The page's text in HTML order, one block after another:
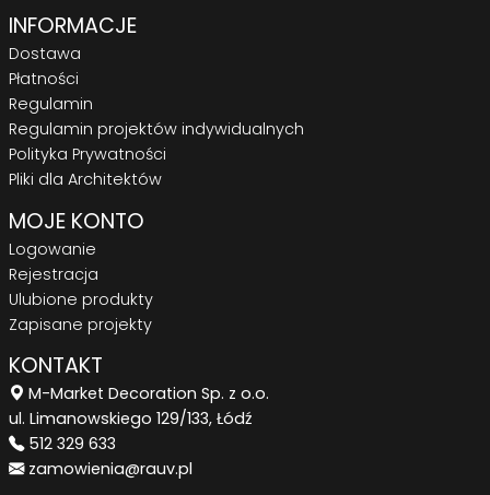
INFORMACJE
Dostawa
Płatności
Regulamin
Regulamin projektów indywidualnych
Polityka Prywatności
Pliki dla Architektów
MOJE KONTO
Logowanie
Rejestracja
Ulubione produkty
Zapisane projekty
KONTAKT
M-Market Decoration Sp. z o.o.
ul. Limanowskiego 129/133, Łódź
512 329 633
zamowienia@rauv.pl